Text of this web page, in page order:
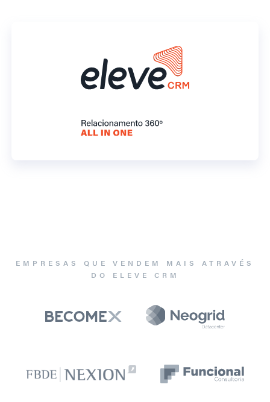
EMPRESAS QUE VENDEM MAIS ATRAVÉS
DO ELEVE CRM